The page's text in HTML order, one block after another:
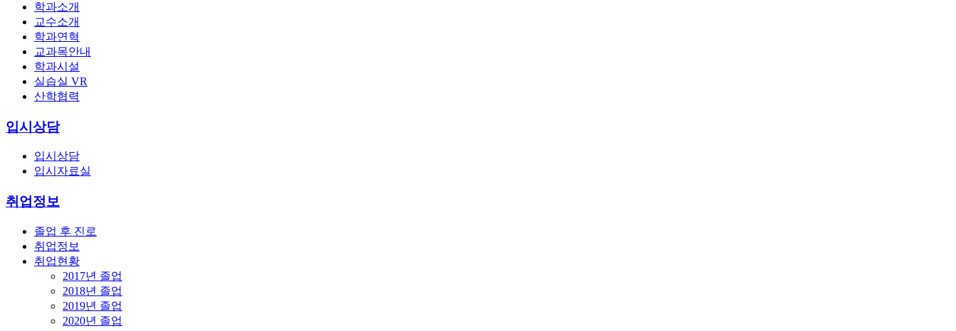
학과소개
교수소개
학과연혁
교과목안내
학과시설
실습실 VR
산학협력
입시상담
입시상담
입시자료실
취업정보
졸업 후 진로
취업정보
취업현황
2017년 졸업
2018년 졸업
2019년 졸업
2020년 졸업